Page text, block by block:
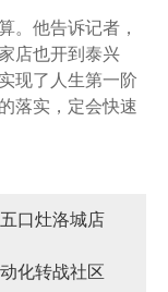
。他告诉记者，
店也开到泰兴
现了人生第一阶
落实，定会快速
口灶洛城店
化转战社区